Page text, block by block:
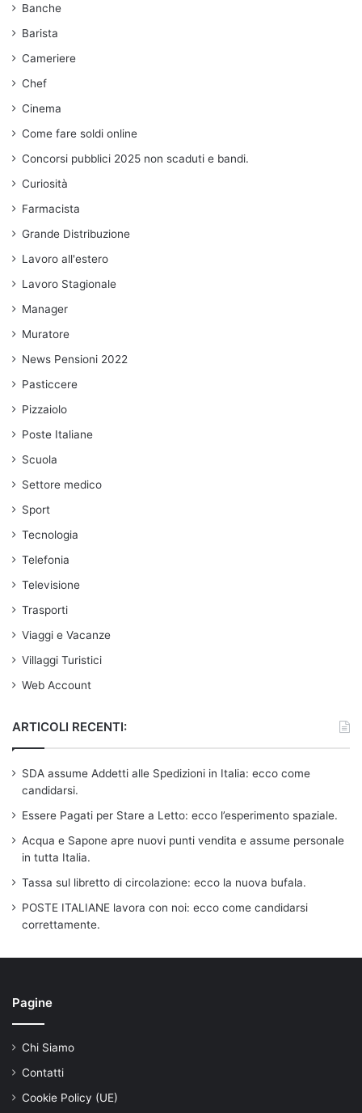
Banche
Barista
Cameriere
Chef
Cinema
Come fare soldi online
Concorsi pubblici 2025 non scaduti e bandi.
Curiosità
Farmacista
Grande Distribuzione
Lavoro all'estero
Lavoro Stagionale
Manager
Muratore
News Pensioni 2022
Pasticcere
Pizzaiolo
Poste Italiane
Scuola
Settore medico
Sport
Tecnologia
Telefonia
Televisione
Trasporti
Viaggi e Vacanze
Villaggi Turistici
Web Account
ARTICOLI RECENTI:
SDA assume Addetti alle Spedizioni in Italia: ecco come
candidarsi.
Essere Pagati per Stare a Letto: ecco l’esperimento spaziale.
Acqua e Sapone apre nuovi punti vendita e assume personale
in tutta Italia.
Tassa sul libretto di circolazione: ecco la nuova bufala.
POSTE ITALIANE lavora con noi: ecco come candidarsi
correttamente.
Pagine
Chi Siamo
Contatti
Cookie Policy (UE)